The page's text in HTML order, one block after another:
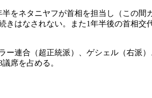
をネタニヤフが首相を担当し（この間
はなされない。また1年半後の首相交
連合（超正統派）、ゲシェル（右派
席を占める。